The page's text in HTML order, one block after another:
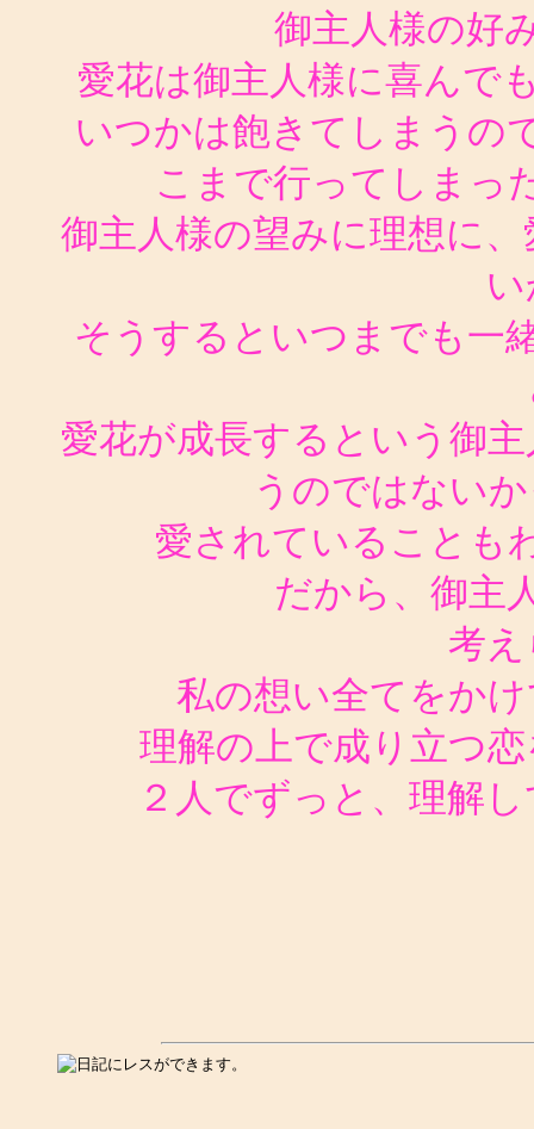
御主人様の好
愛花は御主人様に喜んで
いつかは飽きてしまうの
こまで行ってしまっ
御主人様の望みに理想に
そうするといつまでも一
愛花が成長するという御
うのではない
愛されていることも
だから、御主
考
私の想い全てをか
理解の上で成り立つ
２人でずっと、理解